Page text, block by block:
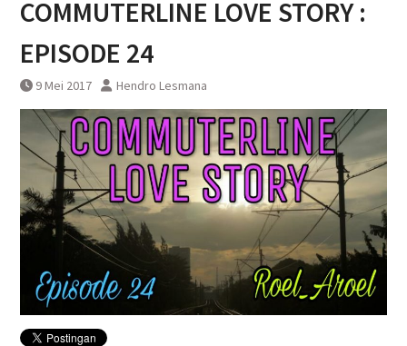
perjalanan KA Bandara YIA
Yogyakarta
COMMUTERLINE LOVE STORY :
EPISODE 24
9 Mei 2017 Hendro Lesmana